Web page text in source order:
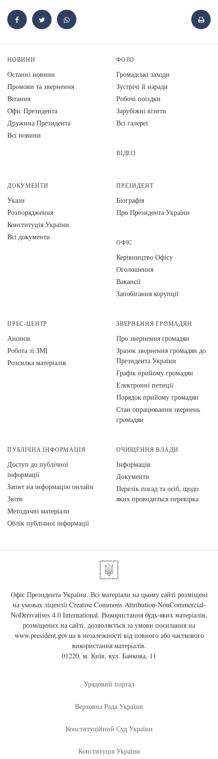
НОВИНИ
Останні новини
Промови та звернення
Вiтання
Офіс Президента
Дружина Президента
Всі новини
ФОТО
Громадські заходи
Зустрічі й наради
Робочі поїздки
Зарубіжні візити
Всі галереї
ВІДЕО
ДОКУМЕНТИ
Укази
Розпорядження
Конституція України
Всі документи
ПРЕЗИДЕНТ
Біографія
Про Президента України
ОФІС
Керівництво Офісу
Оголошення
Вакансії
Запобігання корупції
ПРЕС-ЦЕНТР
Анонси
Робота зі ЗМІ
Розсилка матеріалів
ЗВЕРНЕННЯ ГРОМАДЯН
Про звернення громадян
Зразок звернення громадян до
Президента України
Графік прийому громадян
Електронні петиції
Порядок прийому громадян
Стан опрацювання звернень
громадян
ПУБЛІЧНА ІНФОРМАЦІЯ
Доступ до публічної
інформації
Запит на інформацію онлайн
Звіти
Методичні матеріали
Облік публічної інформації
ОЧИЩЕННЯ ВЛАДИ
Інформація
Документи
Перелік посад та осіб, щодо
яких проводиться перевірка
Офіс Президента України. Всі матеріали на цьому сайті розміщені
на умовах ліцензії Creative Commons Attribution-NonCommercial-
NoDerivatives 4.0 International. Використання будь-яких матеріалів,
розміщених на сайті, дозволяється за умови посилання на
www.president.gov.uaв незалежності від повного або часткового
використання матеріалів.
01220, м. Київ, вул. Банкова, 11
Урядовий портал
Верховна Рада України
Конституційний Суд України
Конституція України